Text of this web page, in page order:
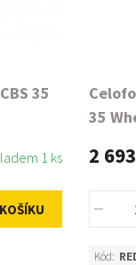
35
1 ks
35
2
Kód: